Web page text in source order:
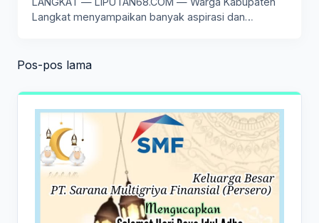
Langkat menyampaikan banyak aspirasi dan
Navigasi
Pos-pos lama